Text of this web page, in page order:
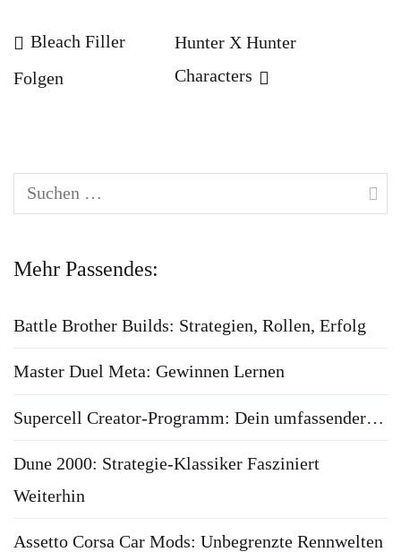
Beitragsnavigation
Bleach Filler
Folgen
Hunter X Hunter
Characters
Suchen
nach:
Mehr Passendes:
Battle Brother Builds: Strategien, Rollen, Erfolg
Master Duel Meta: Gewinnen Lernen
Supercell Creator-Programm: Dein umfassender…
Dune 2000: Strategie-Klassiker Fasziniert
Weiterhin
Assetto Corsa Car Mods: Unbegrenzte Rennwelten